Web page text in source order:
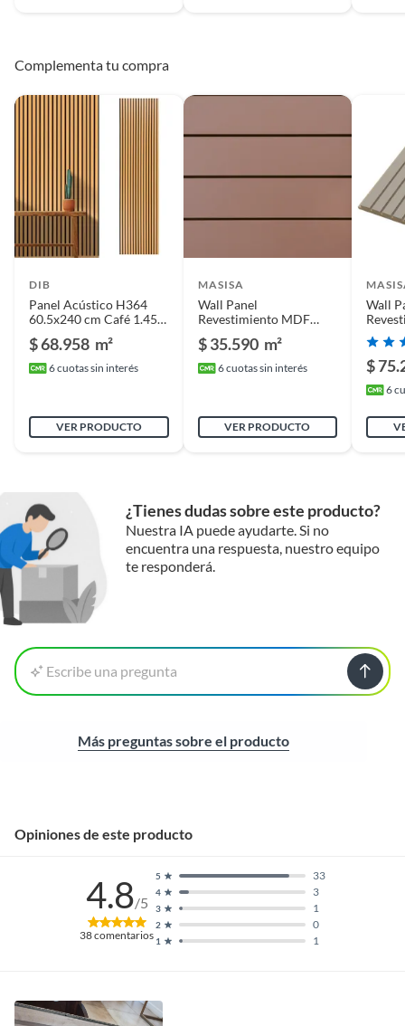
Complementa tu compra
DIB
Panel Acústico H364
60.5x240 cm Café 1.45
$ 68.958 m²
6cuotas sin interés
VER PRODUCTO
MASISA
Wall Panel
Revestimiento MDF
Terracota 12x218x2480
$ 35.590 m²
6cuotas sin interés
VER PRODUCTO
Wall
Micro
$
6
¿Tienes dudas sobre este producto?
Nuestra IA puede ayudarte. Si no
encuentra una respuesta, nuestro equipo
te responderá.
Escribe una pregunta
Más preguntas sobre el producto
Opiniones de este producto
4.8/5
38comentarios 1 1
2 0
3 1
4 3
5 33